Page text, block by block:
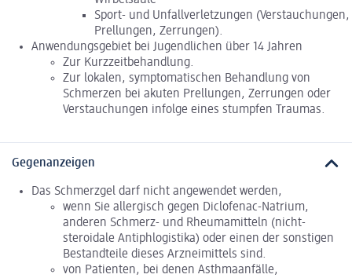
Sport- und Unfallverletzungen (Verstauchungen,
Prellungen, Zerrungen).
Anwendungsgebiet bei Jugendlichen über 14 Jahren
Zur Kurzzeitbehandlung.
Zur lokalen, symptomatischen Behandlung von
Schmerzen bei akuten Prellungen, Zerrungen oder
Verstauchungen infolge eines stumpfen Traumas.
Gegenanzeigen
Das Schmerzgel darf nicht angewendet werden,
wenn Sie allergisch gegen Diclofenac-Natrium,
anderen Schmerz- und Rheumamitteln (nicht-
steroidale Antiphlogistika) oder einen der sonstigen
Bestandteile dieses Arzneimittels sind.
von Patienten, bei denen Asthmaanfälle,